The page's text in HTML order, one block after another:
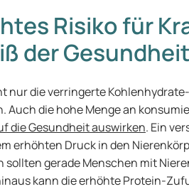
Risiko für
der
nur die verringerte
Auch die hohe Menge an
die Gesundheit auswirken. Ein
erhöhten Druck in den
sollten gerade Menschen mit
kann die erhöhte Protein-